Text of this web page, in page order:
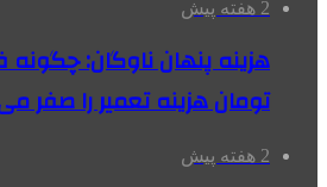
2 هفته پیش
هزینه پنهان ناوگان: چگونه
تومان هزینه تعمیر را صفر
2 هفته پیش